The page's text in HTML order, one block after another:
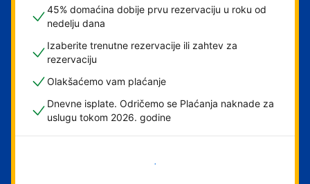
45% domaćina dobije prvu rezervaciju u roku od
nedelju dana
Izaberite trenutne rezervacije ili zahtev za
rezervaciju
Olakšaćemo vam plaćanje
Dnevne isplate. Odričemo se Plaćanja naknade za
uslugu tokom 2026. godine
Počnite odmah